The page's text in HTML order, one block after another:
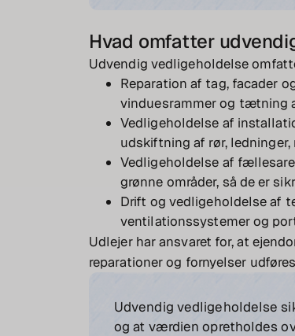
Hvad omfatter
Udvendig vedligeholdelse
Reparation af tag, facader
vinduesrammer og tætning
Vedligeholdelse af
udskiftning af rør,
Vedligeholdelse af
grønne områder, så de er
Drift og vedligeholdelse af
ventilationssystemer og
Udlejer har ansvaret for, at
reparationer og fornyelser
Udvendig vedligeholdelse
og at værdien opretholdes